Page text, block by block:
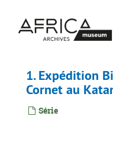
contenu
1. Expédition
Cornet au
Série